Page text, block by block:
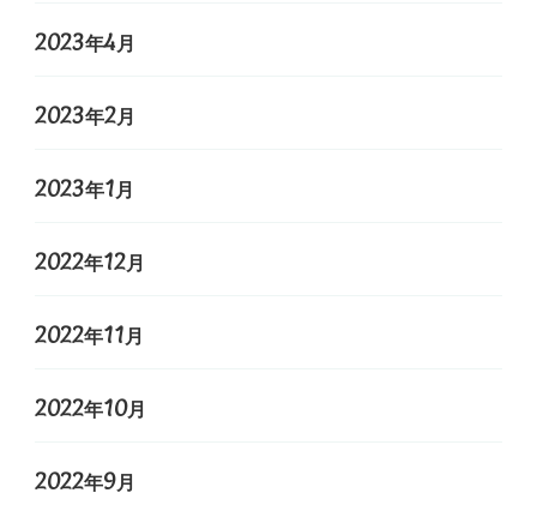
2023年4月
2023年2月
2023年1月
2022年12月
2022年11月
2022年10月
2022年9月